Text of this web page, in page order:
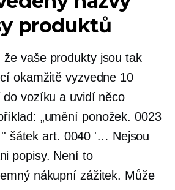
produktů
že vaše produkty jsou tak
okamžitě vyzvedne 10
do vozíku a uvidí něco
„umění ponožek. 0023
šátek art. 0040 '… Nejsou
popisy. Není to
nákupní zážitek. Může